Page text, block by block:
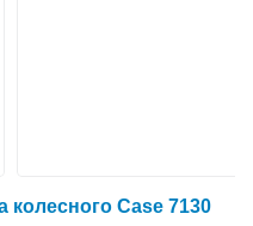
колесного Case 7130